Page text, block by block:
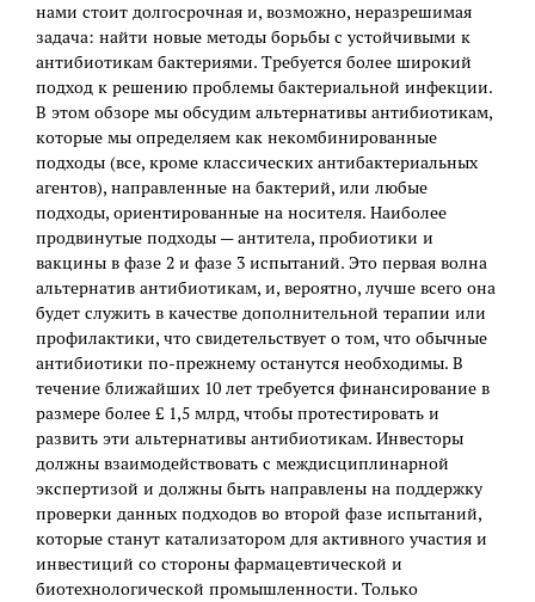
нами стоит долгосрочная и, возможно, неразрешимая
задача: найти новые методы борьбы с устойчивыми к
антибиотикам бактериями. Требуется более широкий
подход к решению проблемы бактериальной инфекции.
В этом обзоре мы обсудим альтернативы антибиотикам,
которые мы определяем как некомбинированные
подходы (все, кроме классических антибактериальных
агентов), направленные на бактерий, или любые
подходы, ориентированные на носителя. Наиболее
продвинутые подходы — антитела, пробиотики и
вакцины в фазе 2 и фазе 3 испытаний. Это первая волна
альтернатив антибиотикам, и, вероятно, лучше всего она
будет служить в качестве дополнительной терапии или
профилактики, что свидетельствует о том, что обычные
антибиотики по-прежнему останутся необходимы. В
течение ближайших 10 лет требуется финансирование в
размере более £ 1,5 млрд, чтобы протестировать и
развить эти альтернативы антибиотикам. Инвесторы
должны взаимодействовать с междисциплинарной
экспертизой и должны быть направлены на поддержку
проверки данных подходов во второй фазе испытаний,
которые станут катализатором для активного участия и
инвестиций со стороны фармацевтической и
биотехнологической промышленности. Только